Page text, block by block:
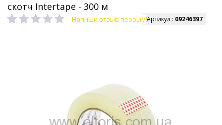
скотч Intertape - 300 м
Напиши отзыв первым!Артикул : 09246397